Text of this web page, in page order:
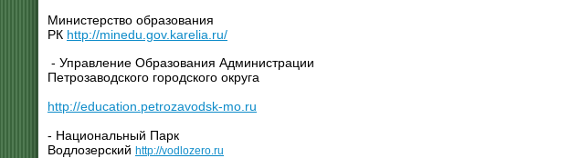
Министерство образования
РК http://minedu.gov.karelia.ru/
- Управление Образования Администрации
Петрозаводского городского округа
http://education.petrozavodsk-mo.ru
- Национальный Парк
Водлозерский http://vodlozero.ru